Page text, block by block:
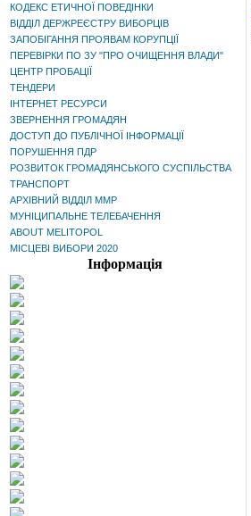
КОДЕКС ЕТИЧНОЇ ПОВЕДІНКИ
ВІДДІЛ ДЕРЖРЕЄСТРУ ВИБОРЦІВ
ЗАПОБІГАННЯ ПРОЯВАМ КОРУПЦІЇ
ПЕРЕВІРКИ ПО ЗУ "ПРО ОЧИЩЕННЯ ВЛАДИ"
ЦЕНТР ПРОБАЦІЇ
ТЕНДЕРИ
ІНТЕРНЕТ РЕСУРСИ
ЗВЕРНЕННЯ ГРОМАДЯН
ДОСТУП ДО ПУБЛІЧНОЇ ІНФОРМАЦІЇ
ПОРУШЕННЯ ПДР
РОЗВИТОК ГРОМАДЯНСЬКОГО СУСПІЛЬСТВА
ТРАНСПОРТ
АРХІВНИЙ ВІДДІЛ ММР
МУНІЦИПАЛЬНЕ ТЕЛЕБАЧЕННЯ
ABOUT MELITOPOL
МІСЦЕВІ ВИБОРИ 2020
Інформація